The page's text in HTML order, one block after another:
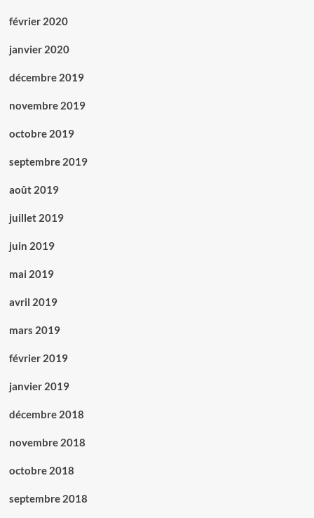
février 2020
janvier 2020
décembre 2019
novembre 2019
octobre 2019
septembre 2019
août 2019
juillet 2019
juin 2019
mai 2019
avril 2019
mars 2019
février 2019
janvier 2019
décembre 2018
novembre 2018
octobre 2018
septembre 2018